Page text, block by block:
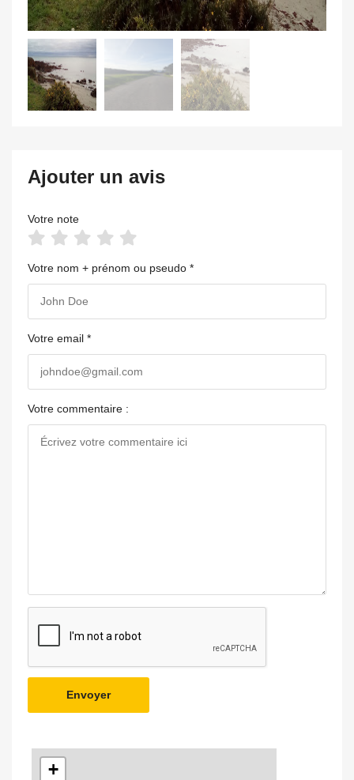
Ajouter un avis
Votre note
Votre nom + prénom ou pseudo *
Votre email *
Votre commentaire :
Envoyer
+